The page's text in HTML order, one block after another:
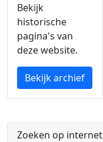
Bekijk
historische
pagina's van
deze website.
Bekijk archief
Zoeken op internet